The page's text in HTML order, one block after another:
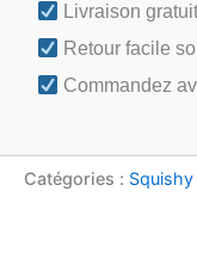
Livraison
Retour facile
Commandez
Catégories :